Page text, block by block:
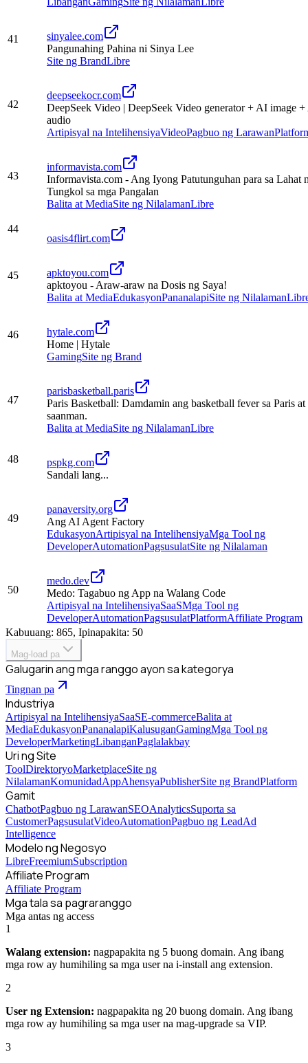
41
sinyalee.com
Pangunahing Pahina ni Sinya Lee
Site ng BrandLibre
42
deepseekocr.com
DeepSeek Video | DeepSeek Video generator + AI image
audio
Artipisyal na IntelihensiyaVideoPagbuo ng Larawan
43
informavista.com
Informavista.com - Ang Iyong Patutunguhan para sa Lahat
Tungkol sa mga Pangalan
Balita at MediaSite ng NilalamanLibre
44
oasis4flirt.com
45
apktoyou.com
apktoyou - Araw-araw na Dosis ng Saya!
Balita at MediaEdukasyonPananalapiSite ng Nilalaman
46
hytale.com
Home | Hytale
GamingSite ng Brand
47
parisbasketball.paris
Paris Basketball: Damdamin ang basketball fever sa Paris at
saanman.
Balita at MediaSite ng NilalamanLibre
48
pspkg.com
Sandali lang...
49
panaversity.org
Ang AI Agent Factory
EdukasyonArtipisyal na IntelihensiyaMga Tool ng
DeveloperAutomationPagsusulatSite ng Nilalaman
50
medo.dev
Medo: Tagabuo ng App na Walang Code
Artipisyal na IntelihensiyaSaaSMga Tool ng
DeveloperAutomationPagsusulatPlatformAffiliate Program
Kabuuang: 865, Ipinapakita: 50
Mag-load pa
Galugarin ang mga ranggo ayon sa kategorya
Tingnan pa
Industriya
Artipisyal na IntelihensiyaSaaSE-commerceBalita at
MediaEdukasyonPananalapiKalusuganGamingMga Tool ng
DeveloperMarketingLibanganPaglalakbay
Uri ng Site
ToolDirektoryoMarketplaceSite ng
NilalamanKomunidadAppAhensyaPublisherSite ng BrandPlatform
Gamit
ChatbotPagbuo ng LarawanSEOAnalyticsSuporta sa
CustomerPagsusulatVideoAutomationPagbuo ng LeadAd
Intelligence
Modelo ng Negosyo
LibreFreemiumSubscription
Affiliate Program
Affiliate Program
Mga tala sa pagraranggo
Mga antas ng access
1
Walang extension: nagpapakita ng 5 buong domain. Ang ibang
mga row ay humihiling sa mga user na i-install ang extension.
2
User ng Extension: nagpapakita ng 20 buong domain. Ang ibang
mga row ay humihiling sa mga user na mag-upgrade sa VIP.
3